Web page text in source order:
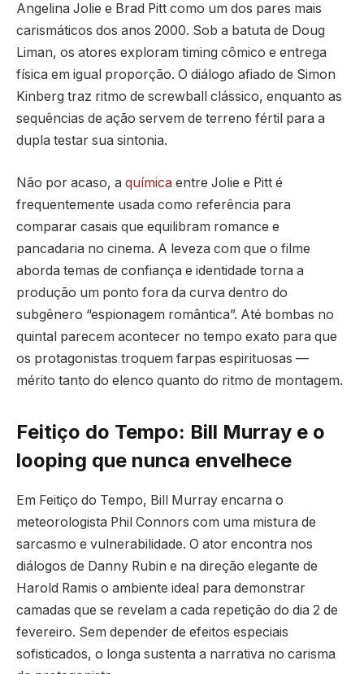
Angelina Jolie e Brad Pitt como um dos pares mais
carismáticos dos anos 2000. Sob a batuta de Doug
Liman, os atores exploram timing cômico e entrega
física em igual proporção. O diálogo afiado de Simon
Kinberg traz ritmo de screwball clássico, enquanto as
sequências de ação servem de terreno fértil para a
dupla testar sua sintonia.
Não por acaso, a química entre Jolie e Pitt é
frequentemente usada como referência para
comparar casais que equilibram romance e
pancadaria no cinema. A leveza com que o filme
aborda temas de confiança e identidade torna a
produção um ponto fora da curva dentro do
subgênero “espionagem romântica”. Até bombas no
quintal parecem acontecer no tempo exato para que
os protagonistas troquem farpas espirituosas —
mérito tanto do elenco quanto do ritmo de montagem.
Feitiço do Tempo: Bill Murray e o
looping que nunca envelhece
Em Feitiço do Tempo, Bill Murray encarna o
meteorologista Phil Connors com uma mistura de
sarcasmo e vulnerabilidade. O ator encontra nos
diálogos de Danny Rubin e na direção elegante de
Harold Ramis o ambiente ideal para demonstrar
camadas que se revelam a cada repetição do dia 2 de
fevereiro. Sem depender de efeitos especiais
sofisticados, o longa sustenta a narrativa no carisma